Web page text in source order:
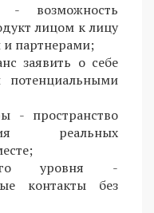
- возможность
лицом к лицу
и партнерами;
заявить о себе
потенциальными
- пространство
реальных
уровня -
контакты без